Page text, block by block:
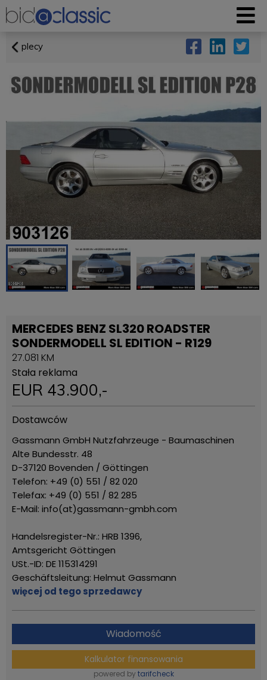
plecy
MERCEDES BENZ SL320 ROADSTER
SONDERMODELL SL EDITION - R129
27.081 KM
Stała reklama
EUR 43.900,-
Dostawców
Gassmann GmbH Nutzfahrzeuge - Baumaschinen
Alte Bundesstr. 48
D-37120 Bovenden / Göttingen
Telefon: +49 (0) 551 / 82 020
Telefax: +49 (0) 551 / 82 285
E-Mail: info(at)gassmann-gmbh.com
Handelsregister-Nr.: HRB 1396,
Amtsgericht Göttingen
USt.-ID: DE 115314291
Geschäftsleitung: Helmut Gassmann
więcej od tego sprzedawcy
Wiadomość
Kalkulator finansowania
powered by tarifcheck